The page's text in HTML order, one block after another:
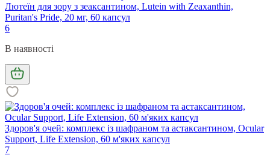
Лютеїн для зору з зеаксантином, Lutein with Zeaxanthin,
Puritan's Pride, 20 мг, 60 капсул
6
В наявності
Здоров'я очей: комплекс із шафраном та астаксантином, Ocular
Support, Life Extension, 60 м'яких капсул
7